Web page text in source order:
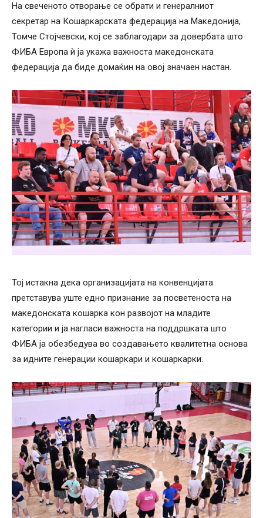
На свеченото отворање се обрати и генералниот
секретар на Кошаркарската федерација на Македонија,
Томче Стојчевски, кој се заблагодари за довербата што
ФИБА Европа ѝ ја укажа важноста македонската
федерација да биде домаќин на овој значаен настан.
Тој истакна дека организацијата на конвенцијата
претставува уште едно признание за посветеноста на
македонската кошарка кон развојот на младите
категории и ја нагласи важноста на поддршката што
ФИБА ја обезбедува во создавањето квалитетна основа
за идните генерации кошаркари и кошаркарки.